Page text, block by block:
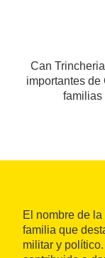
Can
importantes de
familias
El nombre de
familia que
militar y